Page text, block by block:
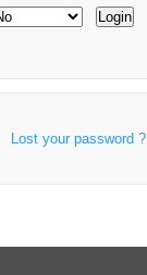
Lost your password ?